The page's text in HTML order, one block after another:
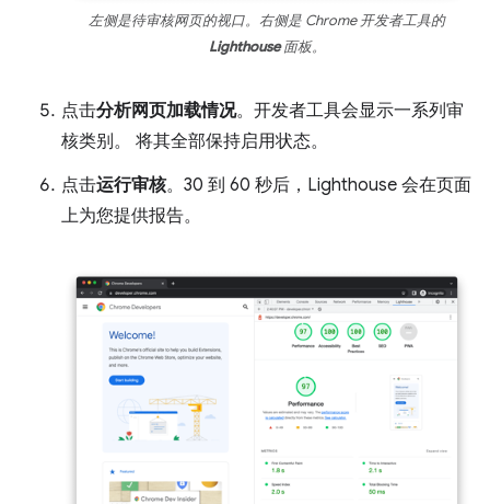
左侧是待审核网页的视口。右侧是 Chrome 开发者工具的
Lighthouse面板。
点击分析网页加载情况。开发者工具会显示一系列审
核类别。 将其全部保持启用状态。
点击运行审核。30 到 60 秒后，Lighthouse 会在页面
上为您提供报告。